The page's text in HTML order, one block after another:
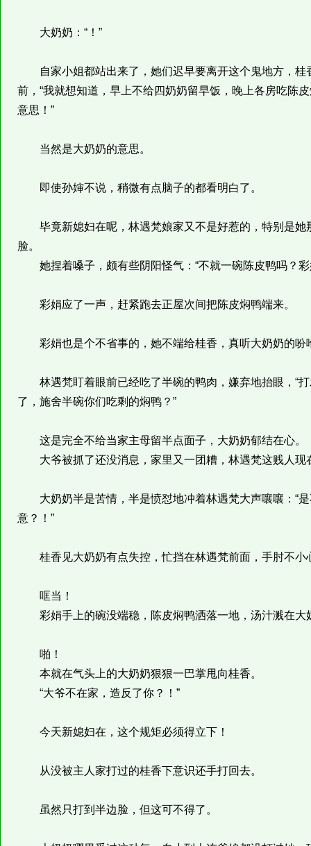
大奶奶：“！”
自家小姐都站出来了，她们迟早要离开这个鬼地方，桂
前，“我就想知道，早上不给四奶奶留早饭，晚上各房吃陈
意思！”
当然是大奶奶的意思。
即使孙婶不说，稍微有点脑子的都看明白了。
毕竟新媳妇在呢，林遇梵娘家又不是好惹的，特别是她
脸。
她捏着嗓子，颇有些阴阳怪气：“不就一碗陈皮鸭吗？彩
彩娟应了一声，赶紧跑去正屋次间把陈皮焖鸭端来。
彩娟也是个不省事的，她不端给桂香，真听大奶奶的吩
林遇梵盯着眼前已经吃了半碗的鸭肉，嫌弃地抬眼，“打
了，施舍半碗你们吃剩的焖鸭？”
这是完全不给当家主母留半点面子，大奶奶郁结在心。
大爷被抓了还没消息，家里又一团糟，林遇梵这贱人现
大奶奶半是苦情，半是愤怼地冲着林遇梵大声嚷嚷：“是
意？！”
桂香见大奶奶有点失控，忙挡在林遇梵前面，手肘不
哐当！
彩娟手上的碗没端稳，陈皮焖鸭洒落一地，汤汁溅在大
啪！
本就在气头上的大奶奶狠狠一巴掌甩向桂香。
“大爷不在家，造反了你？！”
今天新媳妇在，这个规矩必须得立下！
从没被主人家打过的桂香下意识还手打回去。
虽然只打到半边脸，但这可不得了。